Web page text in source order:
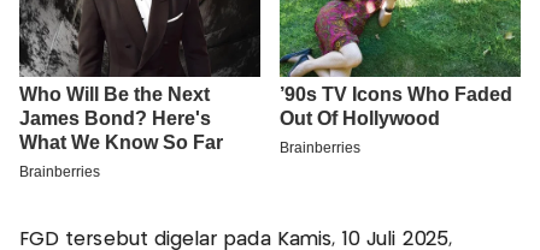
FGD tersebut digelar pada Kamis, 10 Juli 2025,